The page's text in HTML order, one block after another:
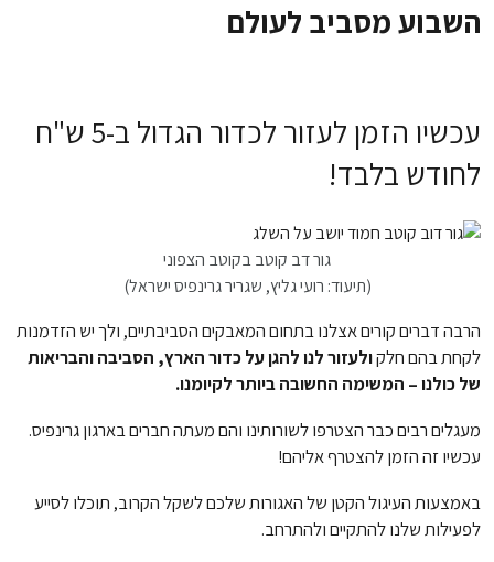
השבוע מסביב לעולם
עכשיו הזמן לעזור לכדור הגדול ב-5 ש"ח
לחודש בלבד!
גור דב קוטב בקוטב הצפוני
(תיעוד: רועי גליץ, שגריר גרינפיס ישראל)
הרבה דברים קורים אצלנו בתחום המאבקים הסביבתיים, ולך יש הזדמנות
לקחת בהם חלקולעזור לנו להגן על כדור הארץ, הסביבה והבריאות
של כולנו – המשימה החשובה ביותר לקיומנו.
מעגלים רבים כבר הצטרפו לשורותינו והם מעתה חברים בארגון גרינפיס.
עכשיו זה הזמן להצטרף אליהם!
באמצעות העיגול הקטן של האגורות שלכם לשקל הקרוב, תוכלו לסייע
לפעילות שלנו להתקיים ולהתרחב.